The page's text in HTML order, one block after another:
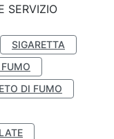
SERVIZIO
SIGARETTA
DI FUMO